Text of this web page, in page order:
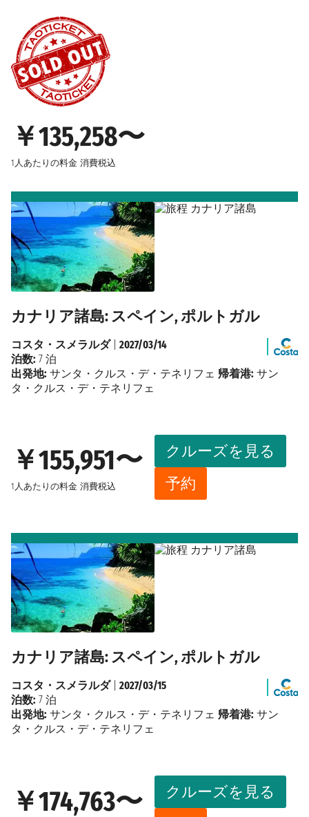
￥135,258〜
1人あたりの料金 消費税込
カナリア諸島: スペイン, ポルトガル
￥155,951〜
1人あたりの料金 消費税込
クルーズを見る
予約
コスタ・スメラルダ| 2027/03/14
泊数: 7 泊
出発地: サンタ・クルス・デ・テネリフェ 帰着港: サン
タ・クルス・デ・テネリフェ
カナリア諸島: スペイン, ポルトガル
￥174,763〜
クルーズを見る
コスタ・スメラルダ| 2027/03/15
泊数: 7 泊
出発地: サンタ・クルス・デ・テネリフェ 帰着港: サン
タ・クルス・デ・テネリフェ